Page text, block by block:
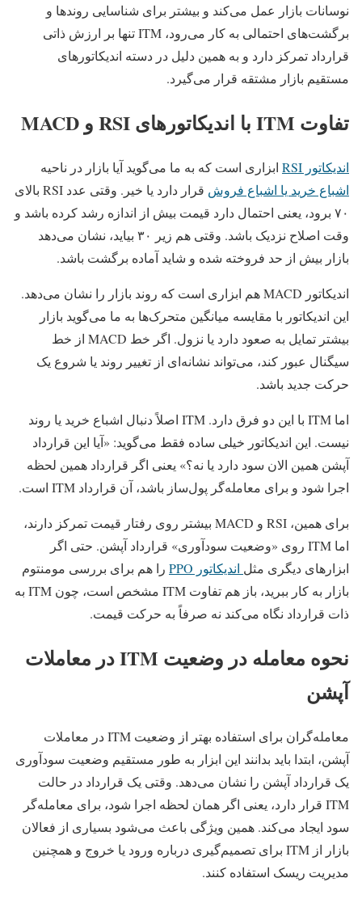
نوسانات بازار عمل می‌کند و بیشتر برای شناسایی روندها و
برگشت‌های احتمالی به کار می‌رود، ITM تنها بر ارزش ذاتی
قرارداد تمرکز دارد و به همین دلیل در دسته اندیکاتورهای
مستقیم بازار مشتقه قرار می‌گیرد.
تفاوت ITM با اندیکاتورهای RSI و MACD
اندیکاتور RSI
ابزاری است که به ما می‌گوید آیا بازار در ناحیه
اشباع خرید یا اشباع فروش
قرار دارد یا خیر. وقتی عدد RSI بالای
۷۰ برود، یعنی احتمال دارد قیمت بیش از اندازه رشد کرده باشد و
وقت اصلاح نزدیک باشد. وقتی هم زیر ۳۰ بیاید، نشان می‌دهد
بازار بیش از حد فروخته شده و شاید آماده برگشت باشد.
اندیکاتور MACD هم ابزاری است که روند بازار را نشان می‌دهد.
این اندیکاتور با مقایسه میانگین متحرک‌ها به ما می‌گوید بازار
بیشتر تمایل به صعود دارد یا نزول. اگر خط MACD از خط
سیگنال عبور کند، می‌تواند نشانه‌ای از تغییر روند یا شروع یک
حرکت جدید باشد.
اما ITM با این دو فرق دارد. ITM اصلاً دنبال اشباع خرید یا روند
نیست. این اندیکاتور خیلی ساده فقط می‌گوید: «آیا این قرارداد
آپشن همین الان سود دارد یا نه؟» یعنی اگر قرارداد همین لحظه
اجرا شود و برای معامله‌گر پول‌ساز باشد، آن قرارداد ITM است.
برای همین، RSI و MACD بیشتر روی رفتار قیمت تمرکز دارند،
اما ITM روی «وضعیت سودآوری» قرارداد آپشن. حتی اگر
ابزارهای دیگری مثل اندیکاتور PPO
را هم برای بررسی مومنتوم
بازار به کار ببرید، باز هم تفاوت ITM مشخص است، چون ITM به
ذات قرارداد نگاه می‌کند نه صرفاً به حرکت قیمت.
نحوه معامله در وضعیت ITM در معاملات
آپشن
معامله‌گران برای استفاده بهتر از وضعیت ITM در معاملات
آپشن، ابتدا باید بدانند این ابزار به طور مستقیم وضعیت سودآوری
یک قرارداد آپشن را نشان می‌دهد. وقتی یک قرارداد در حالت
ITM قرار دارد، یعنی اگر همان لحظه اجرا شود، برای معامله‌گر
سود ایجاد می‌کند. همین ویژگی باعث می‌شود بسیاری از فعالان
بازار از ITM برای تصمیم‌گیری درباره ورود یا خروج و همچنین
مدیریت ریسک استفاده کنند.